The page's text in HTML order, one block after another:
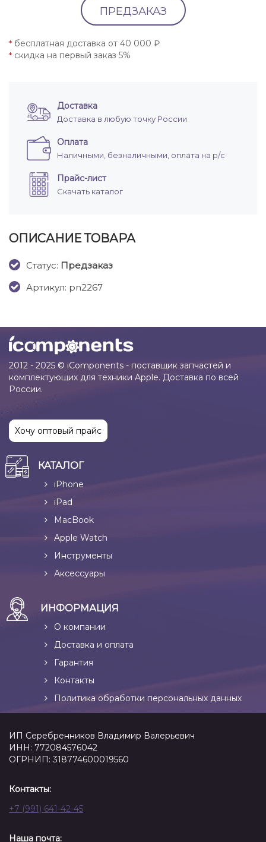
ПРЕДЗАКАЗ
* бесплатная доставка от 40 000 ₽
* скидка на первый заказ 5%
Доставка
Доставка в любую точку России
Оплата
Наличными, безналичными, оплата на р/с
Прайс-лист
Скачать каталог
ОПИСАНИЕ ТОВАРА
Cтатус: Предзаказ
Артикул: pn2267
2012 - 2025 © iComponents - поставщик запчастей и
комплектующих для техники Apple. Доставка по всей
России.
Хочу оптовый прайс
КАТАЛОГ
iPhone
iPad
MacBook
Apple Watch
Инструменты
Аксессуары
ИНФОРМАЦИЯ
О компании
Доставка и оплата
Гарантия
Контакты
Политика обработки персональных данных
ИП Серебренников Владимир Валерьевич
ИНН: 772084576042
ОГРНИП: 318774600019560
Контакты:
+7 (991) 641-42-45
Наша почта: